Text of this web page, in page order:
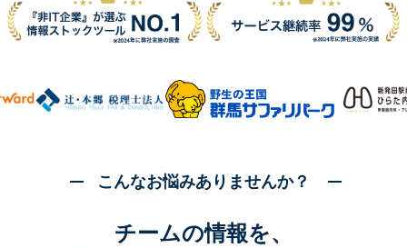
こんなお悩みありませんか？
チームの情報を、